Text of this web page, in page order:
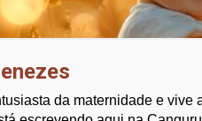
da maternidade e vive